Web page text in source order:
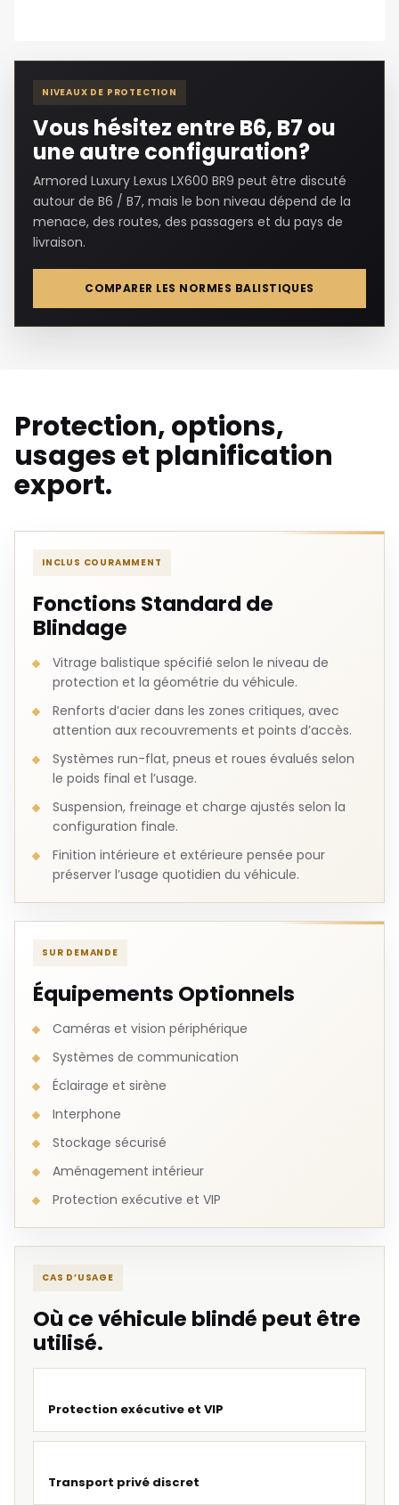
NIVEAUX DE PROTECTION
Vous hésitez entre B6, B7 ou
une autre configuration?
Armored Luxury Lexus LX600 BR9 peut être discuté
autour de B6 / B7, mais le bon niveau dépend de la
menace, des routes, des passagers et du pays de
livraison.
COMPARER LES NORMES BALISTIQUES
Protection, options,
usages et planification
export.
INCLUS COURAMMENT
Fonctions Standard de
Blindage
Vitrage balistique spécifié selon le niveau de
protection et la géométrie du véhicule.
Renforts d’acier dans les zones critiques, avec
attention aux recouvrements et points d’accès.
Systèmes run-flat, pneus et roues évalués selon
le poids final et l’usage.
Suspension, freinage et charge ajustés selon la
configuration finale.
Finition intérieure et extérieure pensée pour
préserver l’usage quotidien du véhicule.
SUR DEMANDE
Équipements Optionnels
Caméras et vision périphérique
Systèmes de communication
Éclairage et sirène
Interphone
Stockage sécurisé
Aménagement intérieur
Protection exécutive et VIP
CAS D’USAGE
Où ce véhicule blindé peut être
utilisé.
Protection exécutive et VIP
Transport privé discret